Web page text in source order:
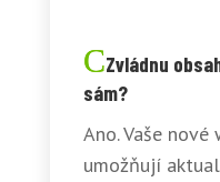
Zvládnu
sám?
Ano. Vaše
umožňují